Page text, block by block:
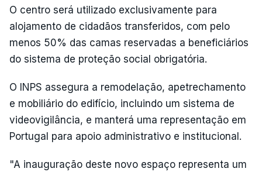
O centro será utilizado exclusivamente para
alojamento de cidadãos transferidos, com pelo
menos 50% das camas reservadas a beneficiários
do sistema de proteção social obrigatória.
O INPS assegura a remodelação, apetrechamento
e mobiliário do edifício, incluindo um sistema de
videovigilância, e manterá uma representação em
Portugal para apoio administrativo e institucional.
"A inauguração deste novo espaço representa um